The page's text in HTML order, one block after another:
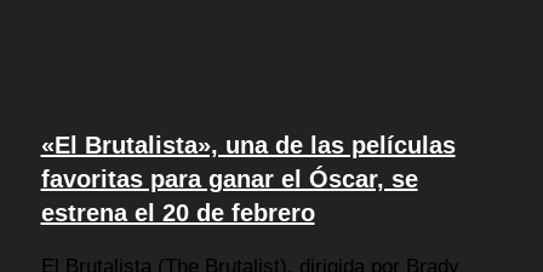
«El Brutalista», una de las películas
favoritas para ganar el Óscar, se
estrena el 20 de febrero
El Brutalista (The Brutalist), dirigida por Brady